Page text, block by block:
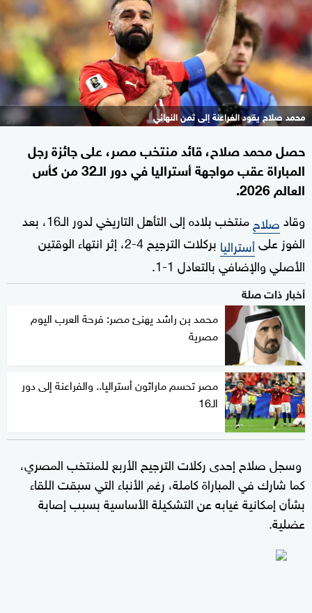
محمد صلاح يقود الفراعنة إلى ثمن النهائي
حصل محمد صلاح، قائد منتخب مصر، على جائزة رجل
المباراة عقب مواجهة أستراليا في دور الـ32 من كأس
العالم 2026.
وقادصلاح
منتخب بلاده إلى التأهل التاريخي لدور الـ16، بعد
الفوز علىأستراليا
بركلات الترجيح 4-2، إثر انتهاء الوقتين
الأصلي والإضافي بالتعادل 1-1.
أخبار ذات صلة
محمد بن راشد يهنئ مصر: فرحة العرب اليوم
مصرية
مصر تحسم ماراثون أستراليا.. والفراعنة إلى دور
الـ16
وسجل صلاح إحدى ركلات الترجيح الأربع للمنتخب المصري،
كما شارك في المباراة كاملة، رغم الأنباء التي سبقت اللقاء
بشأن إمكانية غيابه عن التشكيلة الأساسية بسبب إصابة
عضلية.